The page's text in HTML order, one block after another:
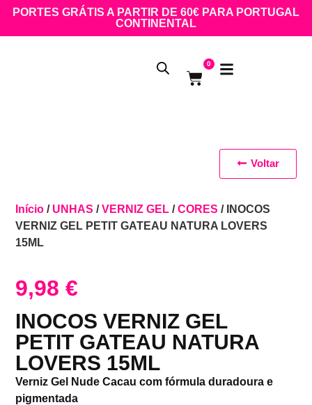
PORTES GRÁTIS A PARTIR DE 60€ PARA PORTUGAL
CONTINENTAL
0
Início / UNHAS /VERNIZ GEL /CORES / INOCOS
VERNIZ GEL PETIT GATEAU NATURA LOVERS
15ML
9,98€
INOCOS VERNIZ GEL
PETIT GATEAU NATURA
LOVERS 15ML
Verniz Gel Nude Cacau com fórmula duradoura e
pigmentada
Voltar